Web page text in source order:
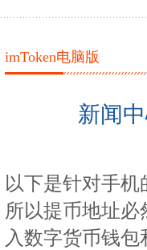
imToken电脑版
新闻
以下是针对手
所以提币地址
入数字货币钱